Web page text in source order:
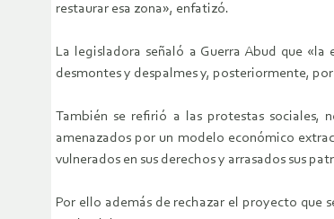
restaurar esa zona», enfatizó.
La legisladora señaló a Guerra Abud que
desmontes y despalmes y, posteriormente,
También se refirió a las protestas sociales,
amenazados por un modelo económico
vulnerados en sus derechos y arrasados sus
Por ello además de rechazar el proyecto